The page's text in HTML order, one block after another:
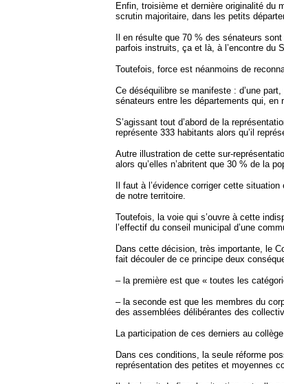
Enfin, troisième et dernière originalité du
scrutin majoritaire, dans les petits
Il en résulte que 70 % des sénateurs
parfois instruits, ça et là, à l’encontre du
Toutefois, force est néanmoins de
Ce déséquilibre se manifeste : d’une
sénateurs entre les départements qui, en
S’agissant tout d’abord de la
représente 333 habitants alors qu’il
Autre illustration de cette sur-
alors qu’elles n’abritent que 30 % de la
Il faut à l’évidence corriger cette
de notre territoire.
Toutefois, la voie qui s’ouvre à cette
l’effectif du conseil municipal d’une
Dans cette décision, très importante, le
fait découler de ce principe deux
– la première est que « toutes les
– la seconde est que les membres du
des assemblées délibérantes des
La participation de ces derniers au
Dans ces conditions, la seule réforme
représentation des petites et moyennes